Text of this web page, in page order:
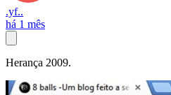
.yf..
há 1 mês
Herança 2009.